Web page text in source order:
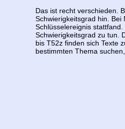
Das ist recht verschieden.
Schwierigkeitsgrad hin.
Schlüsselereignis
Schwierigkeitsgrad zu tun.
bis T52z finden sich Texte
bestimmten Thema